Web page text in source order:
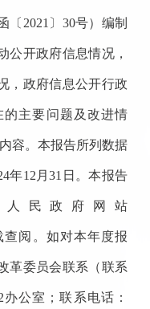
〔 2021 〕 30号）编制
公开政府信息情况，
，政府信息公开行政
主要问题及改进情
容。本报告所列数据
年12 月31 日。本报告
民政府网站
查阅。如对本年度报
革委员会联系（联系
办公室；联系电话：